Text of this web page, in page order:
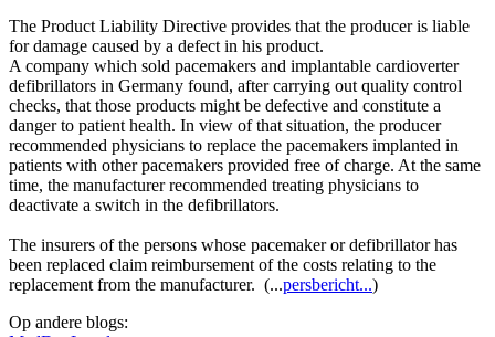
The Product Liability Directive provides that the producer is liable
for damage caused by a defect in his product.
A company which sold pacemakers and implantable cardioverter
defibrillators in Germany found, after carrying out quality control
checks, that those products might be defective and constitute a
danger to patient health. In view of that situation, the producer
recommended physicians to replace the pacemakers implanted in
patients with other pacemakers provided free of charge. At the same
time, the manufacturer recommended treating physicians to
deactivate a switch in the defibrillators.
The insurers of the persons whose pacemaker or defibrillator has
been replaced claim reimbursement of the costs relating to the
replacement from the manufacturer. (...persbericht...)
Op andere blogs: